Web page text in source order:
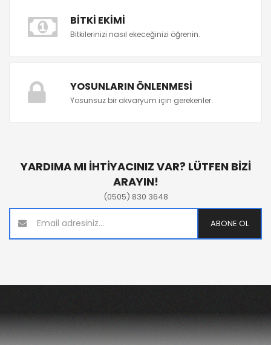
BITKI EKIMI
Bitkilerinizi nasıl ekeceğinizi öğrenin.
YOSUNLARIN ÖNLENMESI
Yosunsuz bir akvaryum için gerekenler.
YARDIMA MI İHTİYACINIZ VAR? LÜTFEN BİZİ
ARAYIN!
(0505) 830 3648
ABONE OL